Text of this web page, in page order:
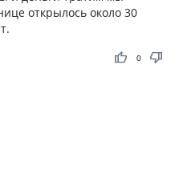
открылось около 30
thumb_up thumb_down
0